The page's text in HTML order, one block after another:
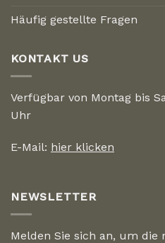
Häufig gestellte Fragen
KONTAKT US
Verfügbar von Montag bis
Uhr
E-Mail: hier klicken
NEWSLETTER
Melden Sie sich an, um die